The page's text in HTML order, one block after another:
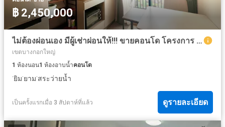
฿ 2,450,000
ไม่ต้องผ่อนเอง มีผู้เช่าผ่อนให้!!! ขายคอนโด โครงการ เดอะ ไพรเวซี่ ท่าพระ อินเตอร์เชนจ์ (The Privacy Thaphra Interchange) ชั้น 11ขนาด 24.99 ตร.ม.
เขตบางกอกใหญ่
1 ห้องนอน1 ห้องอาบน้ำคอนโด
·ยิม·ยาม·สระว่ายน้ำ
เป็นครั้งแรกเมื่อ 3 สัปดาห์ที่แล้ว ดูรายละเอียด